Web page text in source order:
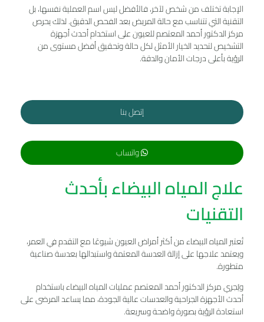
الإجابة تختلف من شخص لآخر، فالأفضل ليس اسم العملية نفسها، بل
التقنية التي تتناسب مع حالة المريض بعد الفحص الدقيق. لذلك يحرص
مركز الدكتور أحمد المعتصم للعيون على استخدام أحدث أجهزة
التشخيص لتحديد الخيار الأمثل لكل حالة وتحقيق أفضل مستوى من
الرؤية بأعلى درجات الأمان والدقة.
إتصل بنا
واتساب
علاج المياه البيضاء بأحدث
التقنيات
تُعتبر المياه البيضاء من أكثر أمراض العيون شيوعًا مع التقدم في العمر،
ويعتمد علاجها على إزالة العدسة المعتمة واستبدالها بعدسة صناعية
متطورة.
ويُجري مركز الدكتور أحمد المعتصم عمليات المياه البيضاء باستخدام
أحدث الأجهزة الجراحية والعدسات عالية الجودة، مما يساعد المرضى على
استعادة الرؤية بصورة واضحة وسريعة.